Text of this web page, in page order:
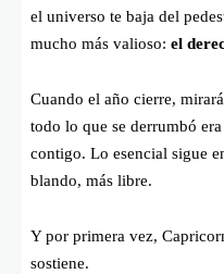
el universo te baja del
mucho más valioso: el
Cuando el año cierre,
todo lo que se derrumbó
contigo. Lo esencial sigue
blando, más libre.
Y por primera vez,
sostiene.